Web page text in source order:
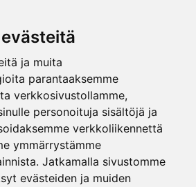
ja muita
parantaaksemme
verkkosivustollamme,
personoituja sisältöjä ja
verkkoliikennettä
ymmärrystämme
Jatkamalla sivustomme
evästeiden ja muiden